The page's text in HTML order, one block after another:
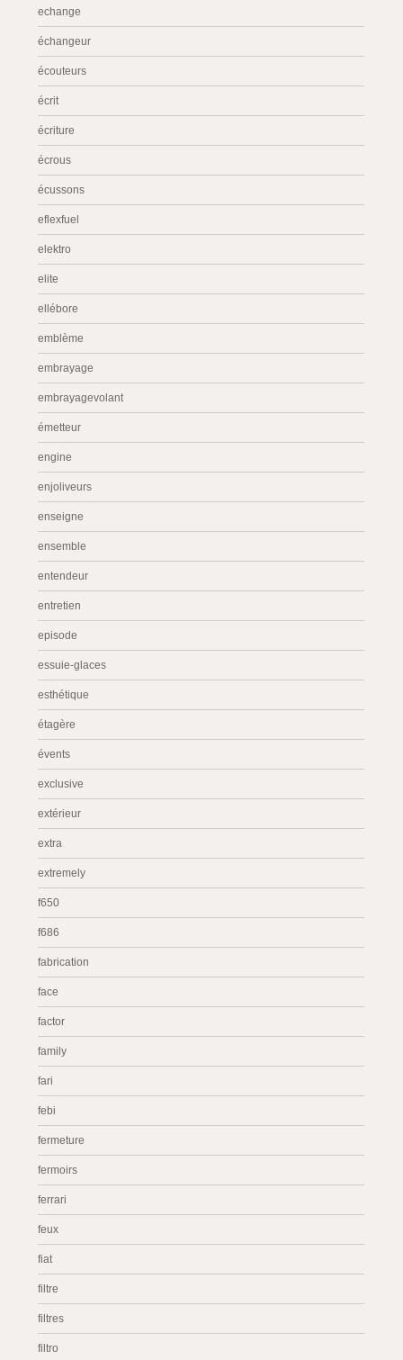
echange
échangeur
écouteurs
écrit
écriture
écrous
écussons
eflexfuel
elektro
elite
ellébore
emblème
embrayage
embrayagevolant
émetteur
engine
enjoliveurs
enseigne
ensemble
entendeur
entretien
episode
essuie-glaces
esthétique
étagère
évents
exclusive
extérieur
extra
extremely
f650
f686
fabrication
face
factor
family
fari
febi
fermeture
fermoirs
ferrari
feux
fiat
filtre
filtres
filtro